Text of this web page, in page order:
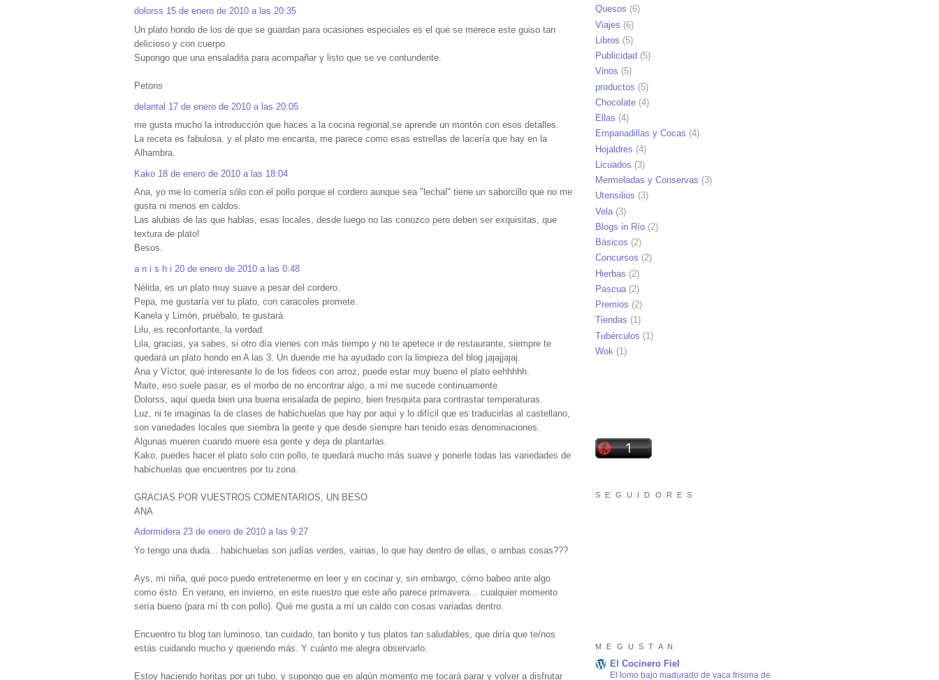
dolorss 15 de enero de 2010 a las 20:35
Un plato hondo de los de que se guardan para ocasiones especiales es el que se merece este guiso tan
delicioso y con cuerpo.
Supongo que una ensaladita para acompañar y listo que se ve contundente.
Petons
delantal 17 de enero de 2010 a las 20:05
me gusta mucho la introducción que haces a la cocina regional,se aprende un montón con esos detalles.
La receta es fabulosa. y el plato me encanta, me parece como esas estrellas de lacería que hay en la
Alhambra.
Kako 18 de enero de 2010 a las 18:04
Ana, yo me lo comería sólo con el pollo porque el cordero aunque sea "lechal" tiene un saborcillo que no me
gusta ni menos en caldos.
Las alubias de las que hablas, esas locales, desde luego no las conozco pero deben ser exquisitas, que
textura de plato!
Besos.
a n i s h i 20 de enero de 2010 a las 0:48
Nélida, es un plato muy suave a pesar del cordero.
Pepa, me gustaría ver tu plato, con caracoles promete.
Kanela y Limón, pruébalo, te gustará.
Lilu, es reconfortante, la verdad.
Lila, gracias, ya sabes, si otro día vienes con más tiempo y no te apetece ir de restaurante, siempre te
quedará un plato hondo en A las 3. Un duende me ha ayudado con la limpieza del blog jajajjajaj.
Ana y Víctor, qué interesante lo de los fideos con arroz, puede estar muy bueno el plato eehhhhh.
Maite, eso suele pasar, es el morbo de no encontrar algo, a mí me sucede continuamente.
Dolorss, aquí queda bien una buena ensalada de pepino, bien fresquita para contrastar temperaturas.
Luz, ni te imaginas la de clases de habichuelas que hay por aquí y lo difícil que es traducirlas al castellano,
son variedades locales que siembra la gente y que desde siempre han tenido esas denominaciones.
Algunas mueren cuando muere esa gente y deja de plantarlas.
Kako, puedes hacer el plato solo con pollo, te quedará mucho más suave y ponerle todas las variedades de
habichuelas que encuentres por tu zona.
GRACIAS POR VUESTROS COMENTARIOS, UN BESO
ANA
Adormidera 23 de enero de 2010 a las 9:27
Yo tengo una duda... habichuelas son judías verdes, vainas, lo que hay dentro de ellas, o ambas cosas???
Ays, mi niña, qué poco puedo entretenerme en leer y en cocinar y, sin embargo, cómo babeo ante algo
como ésto. En verano, en invierno, en este nuestro que este año parece primavera... cualquier momento
sería bueno (para mí tb con pollo). Qué me gusta a mí un caldo con cosas variadas dentro.
Encuentro tu blog tan luminoso, tan cuidado, tan bonito y tus platos tan saludables, que diría que te/nos
estás cuidando mucho y queriendo más. Y cuánto me alegra observarlo.
Estoy haciendo horitas por un tubo, y supongo que en algún momento me tocará parar y volver a disfrutar
Quesos (6)
Viajes (6)
Libros (5)
Publicidad (5)
Vinos (5)
productos (5)
Chocolate (4)
Ellas (4)
Empanadillas y Cocas (4)
Hojaldres (4)
Licuados (3)
Mermeladas y Conservas (3)
Utensilios (3)
Vela (3)
Blogs in Río (2)
Básicos (2)
Concursos (2)
Hierbas (2)
Pascua (2)
Premios (2)
Tiendas (1)
Tubérculos (1)
Wok (1)
S E G U I D O R E S
M E G U S T A N
El Cocinero Fiel
El lomo bajo madurado de vaca frisona de